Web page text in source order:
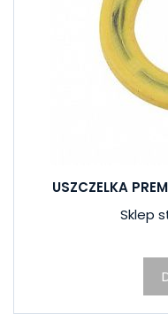
USZCZELKA
Sklep